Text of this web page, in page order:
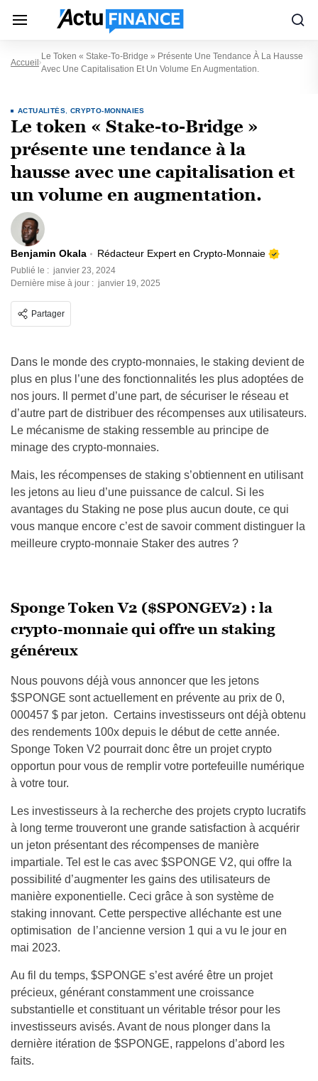
Accueil
Le Token « Stake-To-Bridge » Présente Une Tendance À La Hausse
Avec Une Capitalisation Et Un Volume En Augmentation.
ACTUALITÉS CRYPTO-MONNAIES
Le token « Stake-to-Bridge »
présente une tendance à la
hausse avec une capitalisation et
un volume en augmentation.
Benjamin Okala Rédacteur Expert en Crypto-Monnaie
Publié le : janvier 23, 2024
Dernière mise à jour : janvier 19, 2025
Partager
Dans le monde des crypto-monnaies, le staking devient de
plus en plus l’une des fonctionnalités les plus adoptées de
nos jours. Il permet d’une part, de sécuriser le réseau et
d’autre part de distribuer des récompenses aux utilisateurs.
Le mécanisme de staking ressemble au principe de
minage des crypto-monnaies.
Mais, les récompenses de staking s’obtiennent en utilisant
les jetons au lieu d’une puissance de calcul. Si les
avantages du Staking ne pose plus aucun doute, ce qui
vous manque encore c’est de savoir comment distinguer la
meilleure crypto-monnaie Staker des autres ?
Sponge Token V2 ($SPONGEV2) : la
crypto-monnaie qui offre un staking
généreux
Nous pouvons déjà vous annoncer que les jetons
$SPONGE sont actuellement en prévente au prix de 0,
000457 $ par jeton. Certains investisseurs ont déjà obtenu
des rendements 100x depuis le début de cette année.
Sponge Token V2 pourrait donc être un projet crypto
opportun pour vous de remplir votre portefeuille numérique
à votre tour.
Les investisseurs à la recherche des projets crypto lucratifs
à long terme trouveront une grande satisfaction à acquérir
un jeton présentant des récompenses de manière
impartiale. Tel est le cas avec $SPONGE V2, qui offre la
possibilité d’augmenter les gains des utilisateurs de
manière exponentielle. Ceci grâce à son système de
staking innovant. Cette perspective alléchante est une
optimisation de l’ancienne version 1 qui a vu le jour en
mai 2023.
Au fil du temps, $SPONGE s’est avéré être un projet
précieux, générant constamment une croissance
substantielle et constituant un véritable trésor pour les
investisseurs avisés. Avant de nous plonger dans la
dernière itération de $SPONGE, rappelons d’abord les
faits.